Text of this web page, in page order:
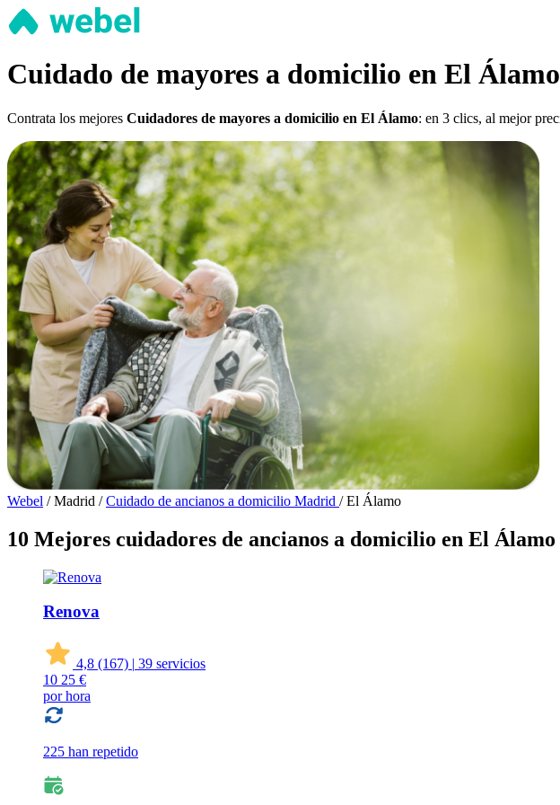
Cuidado de mayores a domicilio en El Álamo
Contrata los mejores Cuidadores de mayores a domicilio en El Álamo: en 3 clics, al mejor
Webel / Madrid / Cuidado de ancianos a domicilio Madrid / El Álamo
10 Mejores cuidadores de ancianos a domicilio en El Álamo
Renova
4,8 (167) | 39 servicios
10 25 €
por hora
225 han repetido